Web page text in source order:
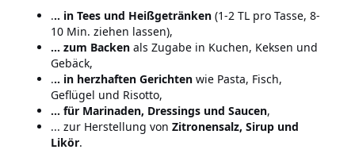
... in Tees und Heißgetränken (1-2 TL pro Tasse, 8-
10 Min. ziehen lassen),
... zum Backen als Zugabe in Kuchen, Keksen und
Gebäck,
... in herzhaften Gerichten wie Pasta, Fisch,
Geflügel und Risotto,
... für Marinaden, Dressings und Saucen,
... zur Herstellung von Zitronensalz, Sirup und
Likör.